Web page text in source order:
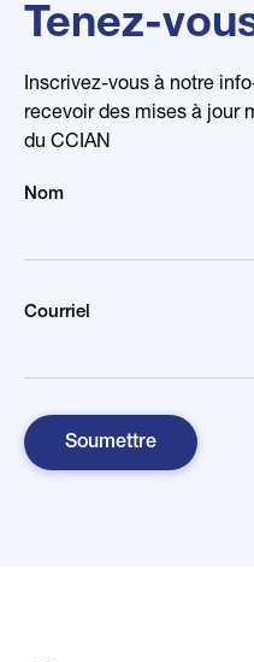
Tenez-
Inscrivez-vous à notre
recevoir des mises à jour
du CCIAN
Nom
Courriel